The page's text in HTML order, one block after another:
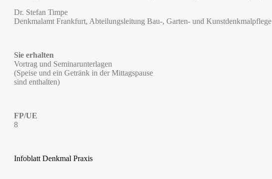
Dr. Stefan Timpe
Denkmalamt Frankfurt, Abteilungsleitung Bau-, Garten- und Kunstdenkmalpflege
Sie erhalten
Vortrag und Seminarunterlagen
(Speise und ein Getränk in der Mittagspause
sind enthalten)
FP/UE
8
Infoblatt Denkmal Praxis